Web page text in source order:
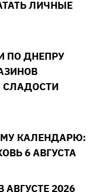
ЛИЧНЫЕ
ПО ДНЕПРУ
КАЛЕНДАРЮ:
6 АВГУСТА
2026